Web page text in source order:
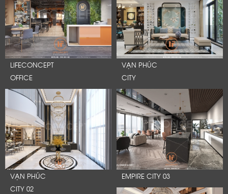
LIFECONCEPT
OFFICE
VẠN PHÚC
CITY
VẠN PHÚC
CITY 02
EMPIRE CITY 03